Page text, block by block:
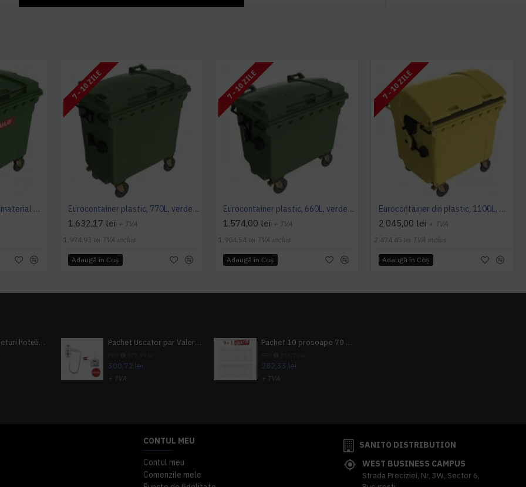
Eurocontainer verde din material plastic, cu capac plat, SULO, 1100 l - Transport Inclus
7 - 10 ZILE
Eurocontainer plastic, 770L, verde, capac plat- Transport Inclus
1.632,17 lei + TVA
1.974,93 lei TVA inclus
Adaugă în Coş
7 - 10 ZILE
Eurocontainer plastic, 660L, verde, capac plat, Europlast - Transport Inclus
1.574,00 lei + TVA
1.904,54 lei TVA inclus
Adaugă în Coş
7 - 10 ZILE
Eurocontainer din plastic, 1100L, galben, cu capac rotund - Transport Inclus
2.045,00 lei + TVA
2.474,45 lei TVA inclus
Adaugă în Coş
Pachet 100 seturi hoteliere, set dentar, set barbierit, casca de dus, pila unghii, set cusut Pachet Uscator par Valera Action Super Plus + GRATUIT Sampon si gel de dus Tork
300,72 lei
+ TVA
Pachet 10 prosoape 70 x 140cm 9 + 1 gratuit
282,33 lei
+ TVA
CONTUL MEU
Contul meu
Comenzile mele
SANITO DISTRIBUTION
WEST BUSINESS CAMPUS
Strada Preciziei, Nr, 3W, Sector 6,